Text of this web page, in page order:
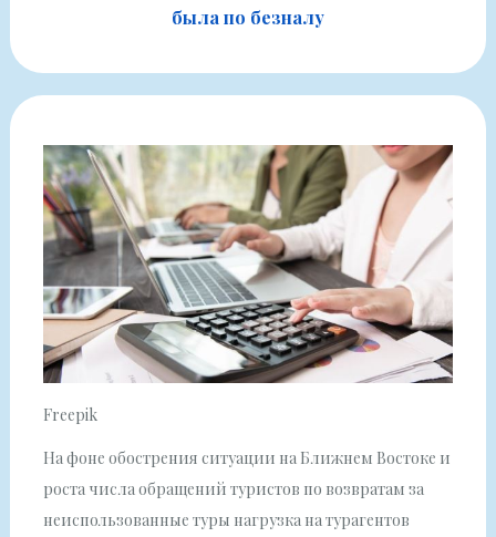
была по безналу
Freepik
На фоне обострения ситуации на Ближнем Востоке и
роста числа обращений туристов по возвратам за
неиспользованные туры нагрузка на турагентов